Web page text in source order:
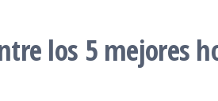
los 5 mejores